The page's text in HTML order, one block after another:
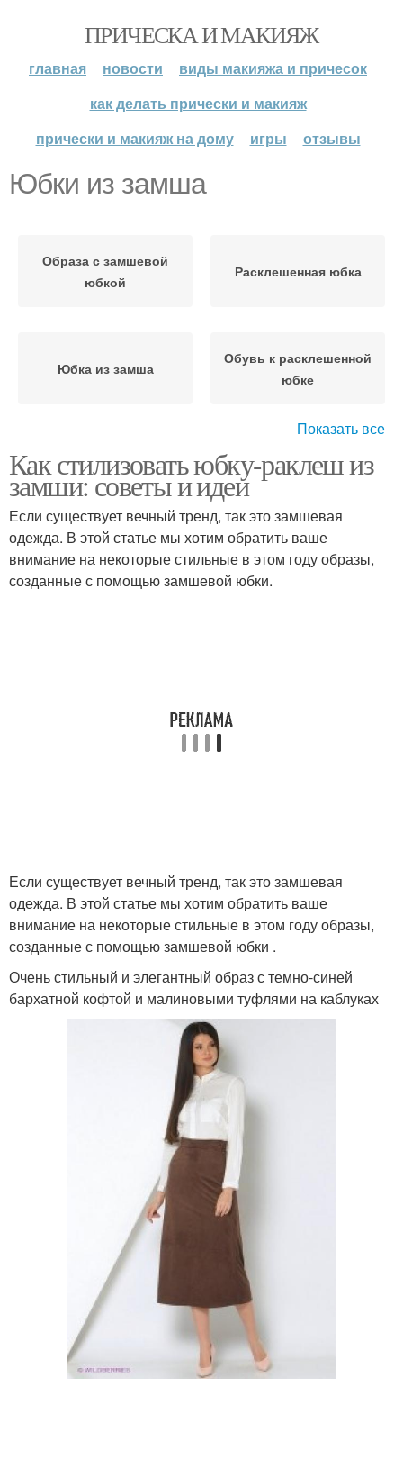
ПРИЧЕСКА И МАКИЯЖ
главная новости
виды макияжа и причесок
как делать прически и макияж
прически и макияж на дому
игры отзывы
Юбки из замша
Образа с замшевой
юбкой
Расклешенная юбка
Юбка из замша
Обувь к расклешенной
юбке
Юбку-раклеш из замши Джинсовые юбки
Летние юбки Юбки-раклеш из замши
Показать все
Как стилизовать юбку-раклеш из
замши: советы и идеи
Если существует вечный тренд, так это замшевая
одежда. В этой статье мы хотим обратить ваше
внимание на некоторые стильные в этом году образы,
созданные с помощью замшевой юбки.
Если существует вечный тренд, так это замшевая
одежда. В этой статье мы хотим обратить ваше
внимание на некоторые стильные в этом году образы,
созданные с помощью замшевой юбки .
Очень стильный и элегантный образ с темно-синей
бархатной кофтой и малиновыми туфлями на каблуках